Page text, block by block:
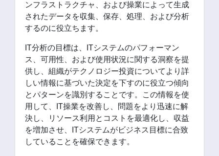
ンフラストラクチャ、および操業によって生成
されたデータを収集、保存、処理、および分析
するのに役立ちます。
IT分析の目標は、ITシステムのパフォーマン
ス、可用性、および使用状況に関する洞察を提
供し、組織がテクノロジー投資についてより詳
しい情報に基づいた決定を下すのに役立つ傾向
とパターンを識別することです。この情報を使
用して、IT操業を改善し、問題をより迅速に解
決し、リソース利用とコストを最適化し、収益
を増加させ、ITシステムがビジネス目標に合致
していることを確保できます。